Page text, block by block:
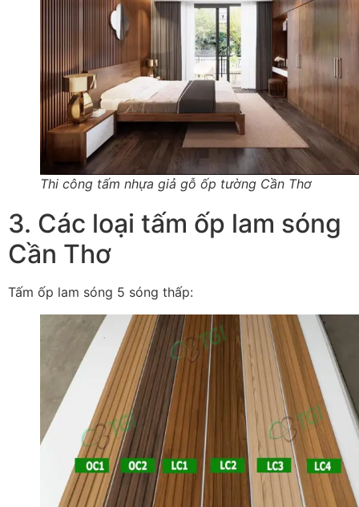
Thi công tấm nhựa giả gỗ ốp tường Cần Thơ
3. Các loại tấm ốp lam sóng
Cần Thơ
Tấm ốp lam sóng 5 sóng thấp: